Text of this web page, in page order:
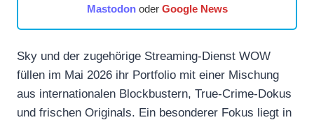
Mastodonoder Google News
Sky und der zugehörige Streaming-Dienst WOW
füllen im Mai 2026 ihr Portfolio mit einer Mischung
aus internationalen Blockbustern, True-Crime-Dokus
und frischen Originals. Ein besonderer Fokus liegt in